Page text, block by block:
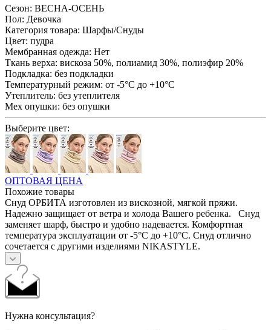
Сезон: ВЕСНА-ОСЕНЬ
Пол: Девочка
Категория товара: Шарфы/Снуды
Цвет: пудра
Мембранная одежда: Нет
Ткань верха: вискоза 50%, полиамид 30%, полиэфир 20%
Подкладка: без подкладки
Температурный режим: от -5°С до +10°С
Утеплитель: без утеплителя
Мех опушки: без опушки
Выберите цвет:
ОПТОВАЯ ЦЕНА
Похожие товары
Снуд ОРБИТА изготовлен из вискозной, мягкой пряжи.
Надежно защищает от ветра и холода Вашего ребенка. Снуд
заменяет шарф, быстро и удобно надевается. Комфортная
температура эксплуатации от -5°С до +10°С. Снуд отлично
сочетается с другими изделиями NIKASTYLE.
Нужна консультация?